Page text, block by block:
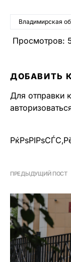
Владимирская
Просмотров:
ДОБАВИТЬ
Для отправки
ПРЕДЫДУЩИЙ ПОСТ